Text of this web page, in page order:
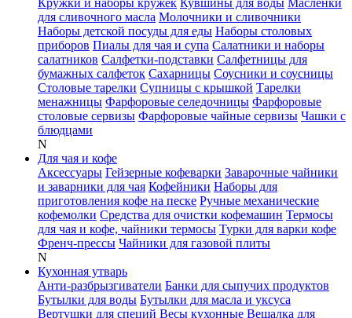
Кружки и наборы кружек Кувшины для воды Масленки
для сливочного масла Молочники и сливочники
Наборы детской посуды для еды Наборы столовых
приборов Пиалы для чая и супа Салатники и наборы
салатников Салфетки-подставки Салфетницы для
бумажных салфеток Сахарницы Соусники и соусницы
Столовые тарелки Супницы с крышкой Тарелки
менажницы Фарфоровые селедочницы Фарфоровые
столовые сервизы Фарфоровые чайные сервизы Чашки с
блюдцами
N
Для чая и кофе
Аксессуары Гейзерные кофеварки Заварочные чайники
и заварники для чая Кофейники Наборы для
приготовления кофе на песке Ручные механические
кофемолки Средства для очистки кофемашин Термосы
для чая и кофе, чайники термосы Турки для варки кофе
Френч-прессы Чайники для газовой плиты
N
Кухонная утварь
Анти-разбрызгиватели Банки для сыпучих продуктов
Бутылки для воды Бутылки для масла и уксуса
Вертушки для специй Весы кухонные Вешалка для